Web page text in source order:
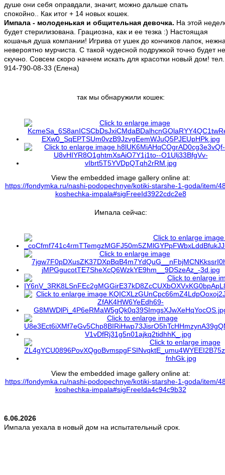
душе они себя оправдали, значит, можно дальше спать
спокойно.. Как итог + 14 новых кошек.
Импала - молоденькая и общительная девочка. На этой
будет стерилизована. Грациозна, как и ее тезка :) Настоящая
кошачья душа компании! Игрива от ушек до кончиков лапок,
невероятно мурчиста. С такой чудесной подружкой точно будет не
скучно. Совсем скоро начнем искать для красотки новый дом!
914-790-08-33 (Елена)
так мы обнаружили кошек:
View the embedded image gallery online at:
https://fondymka.ru/nashi-podopechnye/kotiki-starshe-1-goda/item/
koshechka-impala#sigFreeId3922cdc2e8
Импала сейчас:
View the embedded image gallery online at:
https://fondymka.ru/nashi-podopechnye/kotiki-starshe-1-goda/item/
koshechka-impala#sigFreeIda4c94c9b32
6.06.2026
Импала уехала в новый дом на испытательный срок.